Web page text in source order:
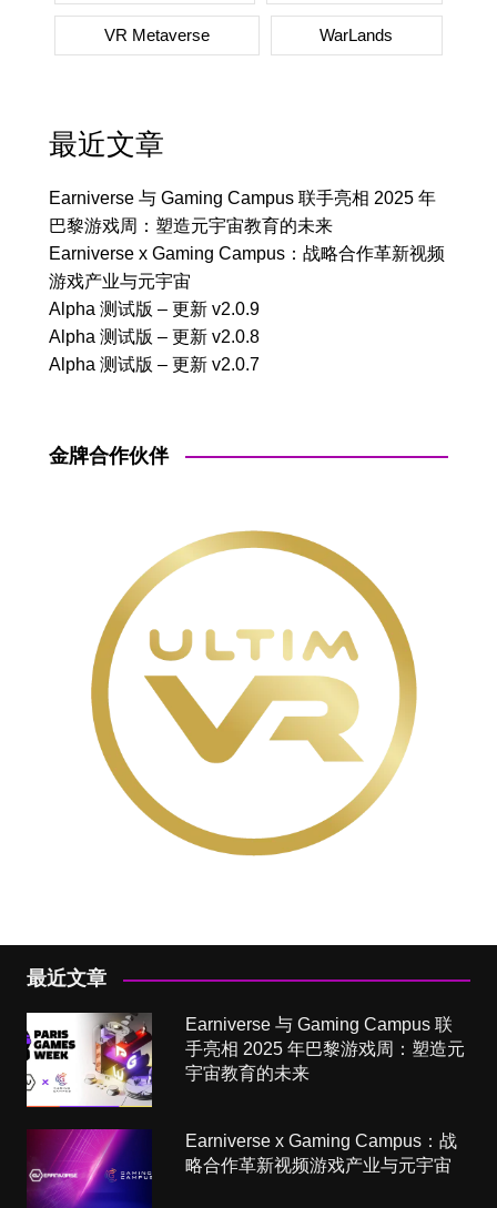
VR Metaverse WarLands
最近文章
Earniverse 与 Gaming Campus 联手亮相 2025 年
巴黎游戏周：塑造元宇宙教育的未来
Earniverse x Gaming Campus：战略合作革新视频
游戏产业与元宇宙
Alpha 测试版 – 更新 v2.0.9
Alpha 测试版 – 更新 v2.0.8
Alpha 测试版 – 更新 v2.0.7
金牌合作伙伴
最近文章
Earniverse 与 Gaming Campus 联
手亮相 2025 年巴黎游戏周：塑造元
宇宙教育的未来
Earniverse x Gaming Campus：战
略合作革新视频游戏产业与元宇宙